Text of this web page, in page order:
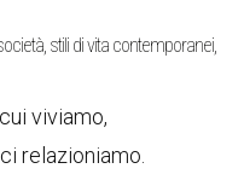
stili di vita contemporanei,
viviamo,
relazioniamo.